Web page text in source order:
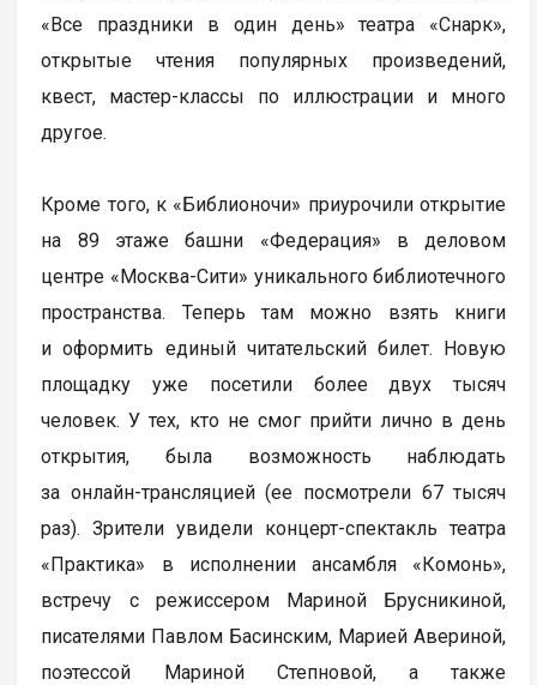
«Все праздники в один день» театра «Снарк»,
открытые чтения популярных произведений,
квест, мастер-классы по иллюстрации и много
другое.
Кроме того, к «Библионочи» приурочили открытие
на 89 этаже башни «Федерация» в деловом
центре «Москва-Сити» уникального библиотечного
пространства. Теперь там можно взять книги
и оформить единый читательский билет. Новую
площадку уже посетили более двух тысяч
человек. У тех, кто не смог прийти лично в день
открытия, была возможность наблюдать
за онлайн-трансляцией (ее посмотрели 67 тысяч
раз). Зрители увидели концерт-спектакль театра
«Практика» в исполнении ансамбля «Комонь»,
встречу с режиссером Мариной Брусникиной,
писателями Павлом Басинским, Марией Авериной,
поэтессой Мариной Степновой, а также